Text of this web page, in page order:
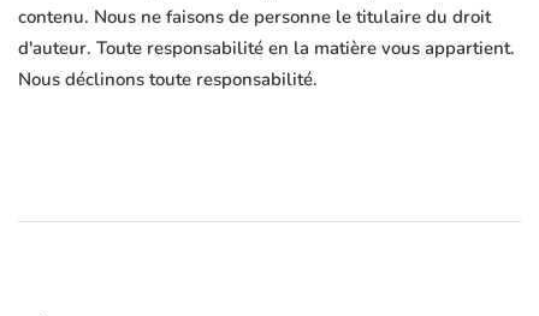
contenu. Nous ne faisons de personne le titulaire du droit
d'auteur. Toute responsabilité en la matière vous appartient.
Nous déclinons toute responsabilité.